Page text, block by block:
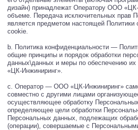
дизайн) принадлежат Оператору ООО
объеме. Передача исключительных прав
является предметом настоящей Политики
cookie.
b. Политика конфиденциальности —
общие принципы и порядок обработки
данных\данных и меры по обеспечению
«ЦК-Инжиниринг».
c. Оператор — ООО «ЦК-Инжиниринг»
совместно с другими лицами
осуществляющее обработку
определяющее цели обработки
Персональных данных, подлежащих
(операции), совершаемые с